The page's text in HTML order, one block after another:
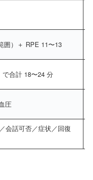
囲）＋ RPE 11〜13
合計 18〜24 分
圧
会話可否／症状／回復